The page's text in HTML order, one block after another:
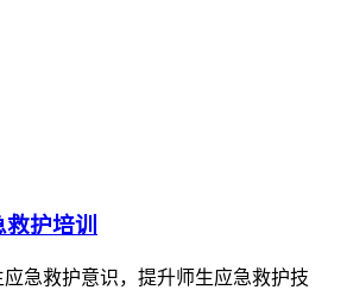
护培训
急救护意识，提升师生应急救护技